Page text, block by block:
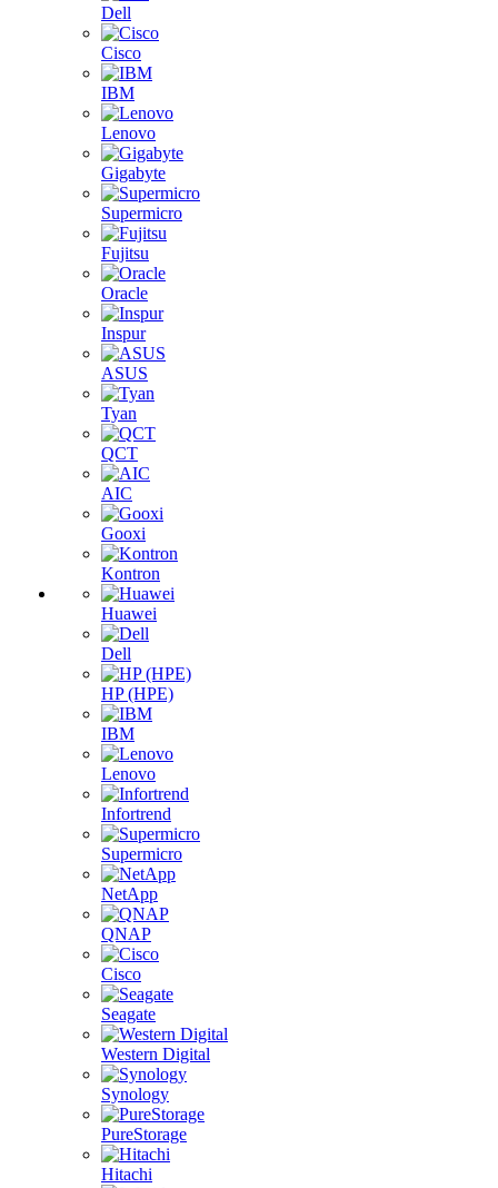
Dell
Cisco
IBM
Lenovo
Gigabyte
Supermicro
Fujitsu
Oracle
Inspur
ASUS
Tyan
QCT
AIC
Gooxi
Kontron
Huawei
Dell
HP (HPE)
IBM
Lenovo
Infortrend
Supermicro
NetApp
QNAP
Cisco
Seagate
Western Digital
Synology
PureStorage
Hitachi